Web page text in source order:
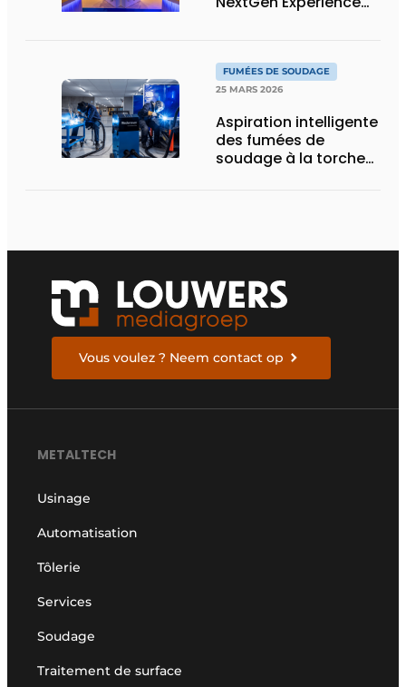
FUMÉES DE SOUDAGE
25 MARS 2026
Aspiration intelligente
des fumées de
soudage à la torche
Vous voulez ? Neem contact op
METALTECH
Usinage
Automatisation
Tôlerie
Services
Soudage
Traitement de surface